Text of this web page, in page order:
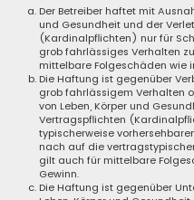
Der Betreiber haftet mit
und Gesundheit und der
(Kardinalpflichten) nur für
grob fahrlässiges Verhalten
mittelbare Folgeschäden wie
Die Haftung ist gegenüber
grob fahrlässigem Verhalten
von Leben, Körper und
Vertragspflichten
typischerweise
nach auf die
gilt auch für mittelbare
Gewinn.
Die Haftung ist gegenüber